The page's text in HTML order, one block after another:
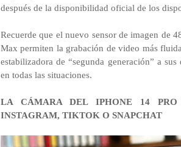
después de la disponibilidad oficial de los
Recuerde que el nuevo sensor de imagen de
Max permiten la grabación de video más
estabilizadora de “segunda generación” a
en todas las situaciones.
LA CÁMARA DEL IPHONE 14 PRO
INSTAGRAM, TIKTOK O SNAPCHAT